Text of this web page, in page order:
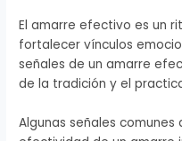
El amarre efectivo es un
fortalecer vínculos
señales de un amarre
de la tradición y el
Algunas señales comunes